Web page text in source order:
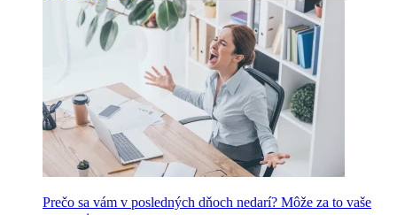
Prečo sa vám v posledných dňoch nedarí? Môže za to vaše